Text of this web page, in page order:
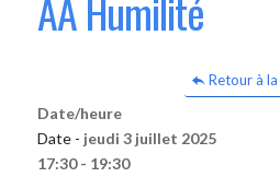
Retour à
Date/heure
Date - jeudi 3 juillet 2025
17:30 - 19:30